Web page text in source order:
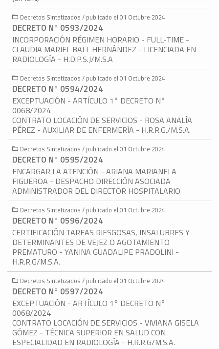
Decretos Sintetizados / publicado el 01 Octubre 2024
DECRETO N° 0593/2024
INCORPORACIÓN RÉGIMEN HORARIO - FULL-TIME -
CLAUDIA MARIEL BALL HERNÁNDEZ - LICENCIADA EN
RADIOLOGÍA - H.D.P.S.J/M.S.A
Decretos Sintetizados / publicado el 01 Octubre 2024
DECRETO N° 0594/2024
EXCEPTUACIÓN - ARTÍCULO 1° DECRETO N°
0068/2024
CONTRATO LOCACIÓN DE SERVICIOS - ROSA ANALÍA
PÉREZ - AUXILIAR DE ENFERMERÍA - H.R.R.G./M.S.A.
Decretos Sintetizados / publicado el 01 Octubre 2024
DECRETO N° 0595/2024
ENCARGAR LA ATENCIÓN - ARIANA MARIANELA
FIGUEROA - DESPACHO DIRECCIÓN ASOCIADA
ADMINISTRADOR DEL DIRECTOR HOSPITALARIO
Decretos Sintetizados / publicado el 01 Octubre 2024
DECRETO N° 0596/2024
CERTIFICACIÓN TAREAS RIESGOSAS, INSALUBRES Y
DETERMINANTES DE VEJEZ O AGOTAMIENTO
PREMATURO - YANINA GUADALIPE PRADOLINI -
H.R.R.G/M.S.A.
Decretos Sintetizados / publicado el 01 Octubre 2024
DECRETO N° 0597/2024
EXCEPTUACIÓN - ARTÍCULO 1° DECRETO N°
0068/2024
CONTRATO LOCACIÓN DE SERVICIOS - VIVIANA GISELA
GÓMEZ - TÉCNICA SUPERIOR EN SALUD CON
ESPECIALIDAD EN RADIOLOGÍA - H.R.R.G/M.S.A.